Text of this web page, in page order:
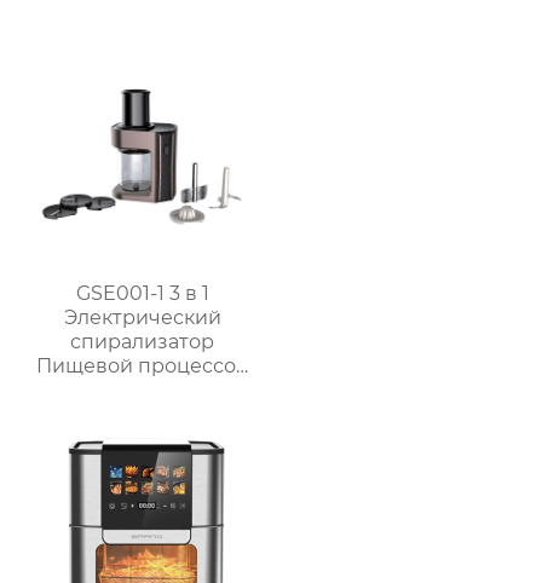
GSE001-1 3 в 1
Электрический
спирализатор
Пищевой процессор